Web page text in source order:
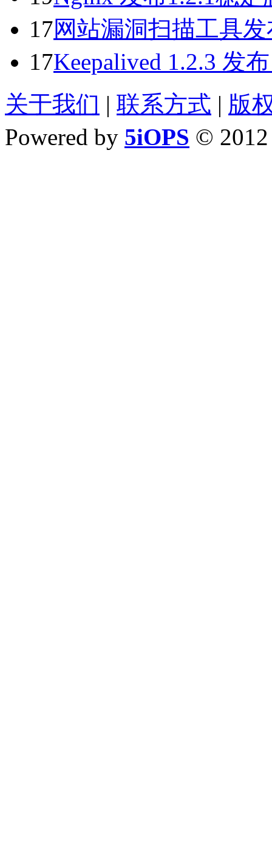
17网站漏洞扫描工具发
17Keepalived 1.2.3 发
关于我们 | 联系方式 | 版
Powered by 5iOPS ©